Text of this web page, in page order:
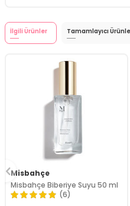
İlgili Ürünler Tamamlayıcı
Misbahçe
Misbahçe Biberiye Suyu 50 ml
(6)